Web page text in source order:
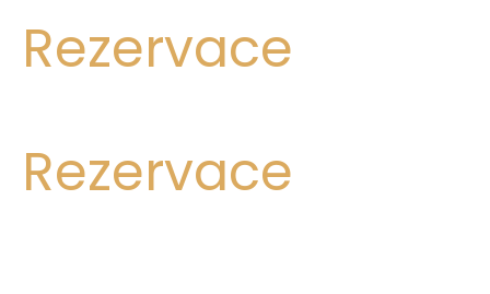
Rezervace
Rezervace